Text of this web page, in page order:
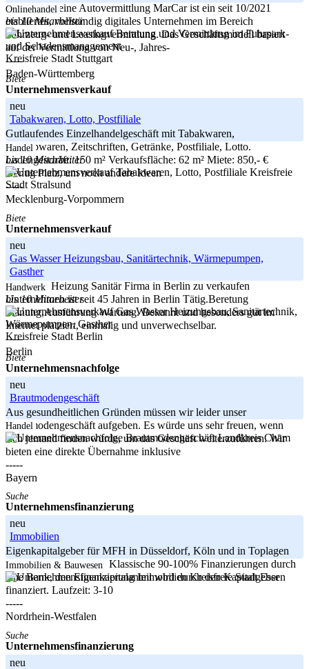
MarCar – Deine Autovermittlung MarCar ist ein seit 10/2021
etabliertes, vollständig digitales Unternehmen im Bereich
Fahrzeug- und Leasingvermittlung. Das Geschäftsmodell basiert
auf der Vermittlung von Neu-, Jahres-
-----
Baden-Württemberg
Onlinehandel
bis 10 Mitarbeiter
Kreisfreie Stadt Stuttgart
Biete
Unternehmensverkauf
neu
Tabakwaren, Lotto, Postfiliale
Gutlaufendes Einzelhandelgeschäft mit Tabakwaren,
Schreibwaren, Zeitschriften, Getränke, Postfiliale, Lotto.
Ladengeschäft: 150 m² Verkaufsfläche: 62 m² Miete: 850,- €
Genug Platz, um noch andere Ideen
-----
Mecklenburg-Vorpommern
Handel
bis 10 Mitarbeiter
Kreisfreie
Stadt Stralsund
Biete
Unternehmensverkauf
neu
Gas Wasser Heizungsbau, Sanitärtechnik, Wärmepumpen,
Gasther
Namhafte Heizung Sanitär Firma in Berlin zu verkaufen
Unternehmen ist seit 45 Jahren in Berlin Tätig.Beretung
Planung,Ausführung Wartung. Bekannt und besonders gut im
Internet platziert, einmalig und unverwechselbar.
-----
Berlin
Handwerk
bis 10 Mitarbeiter
Kreisfreie Stadt Berlin
Biete
Unternehmensnachfolge
neu
Brautmodengeschäft
Aus gesundheitlichen Gründen müssen wir leider unser
Brautmodengeschäft aufgeben. Es würde uns sehr freuen, wenn
sich jemand finden würde, um das Geschäft weiterzuführen. Wir
bieten eine direkte Übernahme inklusive
-----
Bayern
Handel
Landkreis Cham
Suche
Unternehmensfinanzierung
neu
Immobilien
Eigenkapitalgeber für MFH in Düsseldorf, Köln und in Toplagen
im Ruhrgebiet gesucht. Klassische 90-100% Finanzierungen durch
eine Bank, den Eigenkapitalanteil wird durch den Kapitalgeber
finanziert. Laufzeit: 3-10
-----
Nordrhein-Westfalen
Immobilien & Bauwesen
Kreisfreie Stadt Essen
Suche
Unternehmensfinanzierung
neu